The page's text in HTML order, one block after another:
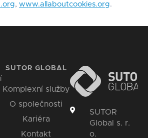
, www.allaboutcookies.org.
SUTOR
Global s. r.
o.
SUTOR GLOBAL
Komplexní služby
O společnosti
Kariéra
Kontakt